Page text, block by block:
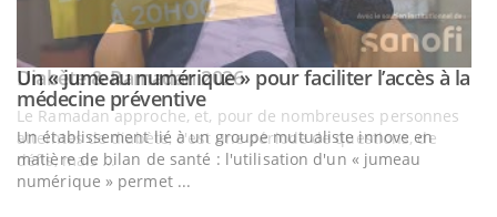
Youtube
Un « jumeau numérique » pour faciliter l’accès à la
médecine préventiveYoutube
Un établissement lié à un groupe mutualiste innove en
matière de bilan de santé : l'utilisation d'un « jumeau
numérique » permet ...